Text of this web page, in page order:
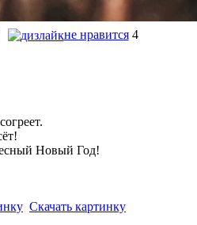
не нравится 4
Новый Год!
Скачать картинку